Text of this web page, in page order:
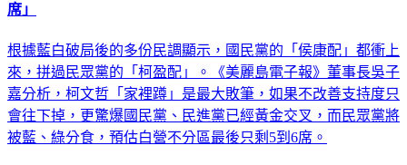
席」
根據藍白破局後的多份民調顯示，國民黨的「侯康配」都衝上
來，拼過民眾黨的「柯盈配」。《美麗島電子報》董事長吳子
嘉分析，柯文哲「家裡蹲」是最大敗筆，如果不改善支持度只
會往下掉，更驚爆國民黨、民進黨已經黃金交叉，而民眾黨將
被藍、綠分食，預估白營不分區最後只剩5到6席。